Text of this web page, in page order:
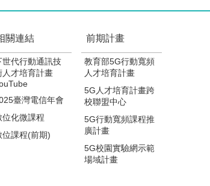
關連結
世代行動通訊技
人才培育計畫
臺灣電信年會
位化微課程
位課程(前期)
前期計畫
教育部5G行動寬頻
人才培育計畫
5G人才培育計畫跨
校聯盟中心
5G行動寬頻課程推
廣計畫
5G校園實驗網示範
場域計畫